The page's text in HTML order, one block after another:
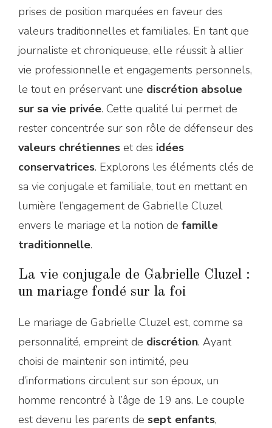
prises de position marquées en faveur des
valeurs traditionnelles et familiales. En tant que
journaliste et chroniqueuse, elle réussit à allier
vie professionnelle et engagements personnels,
le tout en préservant une discrétion absolue
sur sa vie privée. Cette qualité lui permet de
rester concentrée sur son rôle de défenseur des
valeurs chrétiennes et des idées
conservatrices. Explorons les éléments clés de
sa vie conjugale et familiale, tout en mettant en
lumière l’engagement de Gabrielle Cluzel
envers le mariage et la notion de famille
traditionnelle.
La vie conjugale de Gabrielle Cluzel :
un mariage fondé sur la foi
Le mariage de Gabrielle Cluzel est, comme sa
personnalité, empreint de discrétion. Ayant
choisi de maintenir son intimité, peu
d’informations circulent sur son époux, un
homme rencontré à l’âge de 19 ans. Le couple
est devenu les parents de sept enfants,